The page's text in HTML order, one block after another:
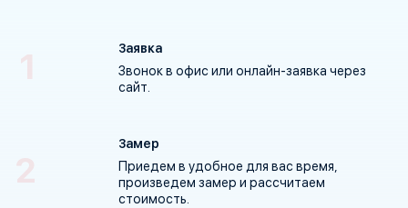
Заявка
Звонок в офис или онлайн-заявка через
сайт.
Замер
Приедем в удобное для вас время,
произведем замер и рассчитаем
стоимость.